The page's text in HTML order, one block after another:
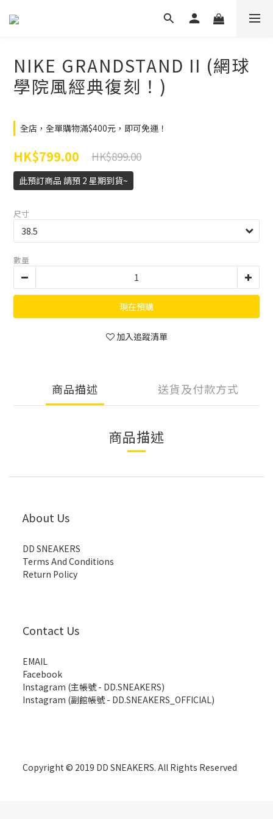
NIKE GRANDSTAND II (網球
學院風經典復刻！)
全店，全單購物滿$400元，即可免運！
HK$799.00 HK$899.00
此預訂商品 請預 2 星期到貨~
尺寸
數量
現在預購
加入追蹤清單
商品描述 送貨及付款方式
商品描述
About Us
DD SNEAKERS
Terms And Conditions
Return Policy
Contact Us
EMAIL
Facebook
Instagram (主帳號 - DD.SNEAKERS)
Instagram (副館帳號 - DD.SNEAKERS_OFFICIAL)
Copyright © 2019 DD SNEAKERS. All Rights Reserved